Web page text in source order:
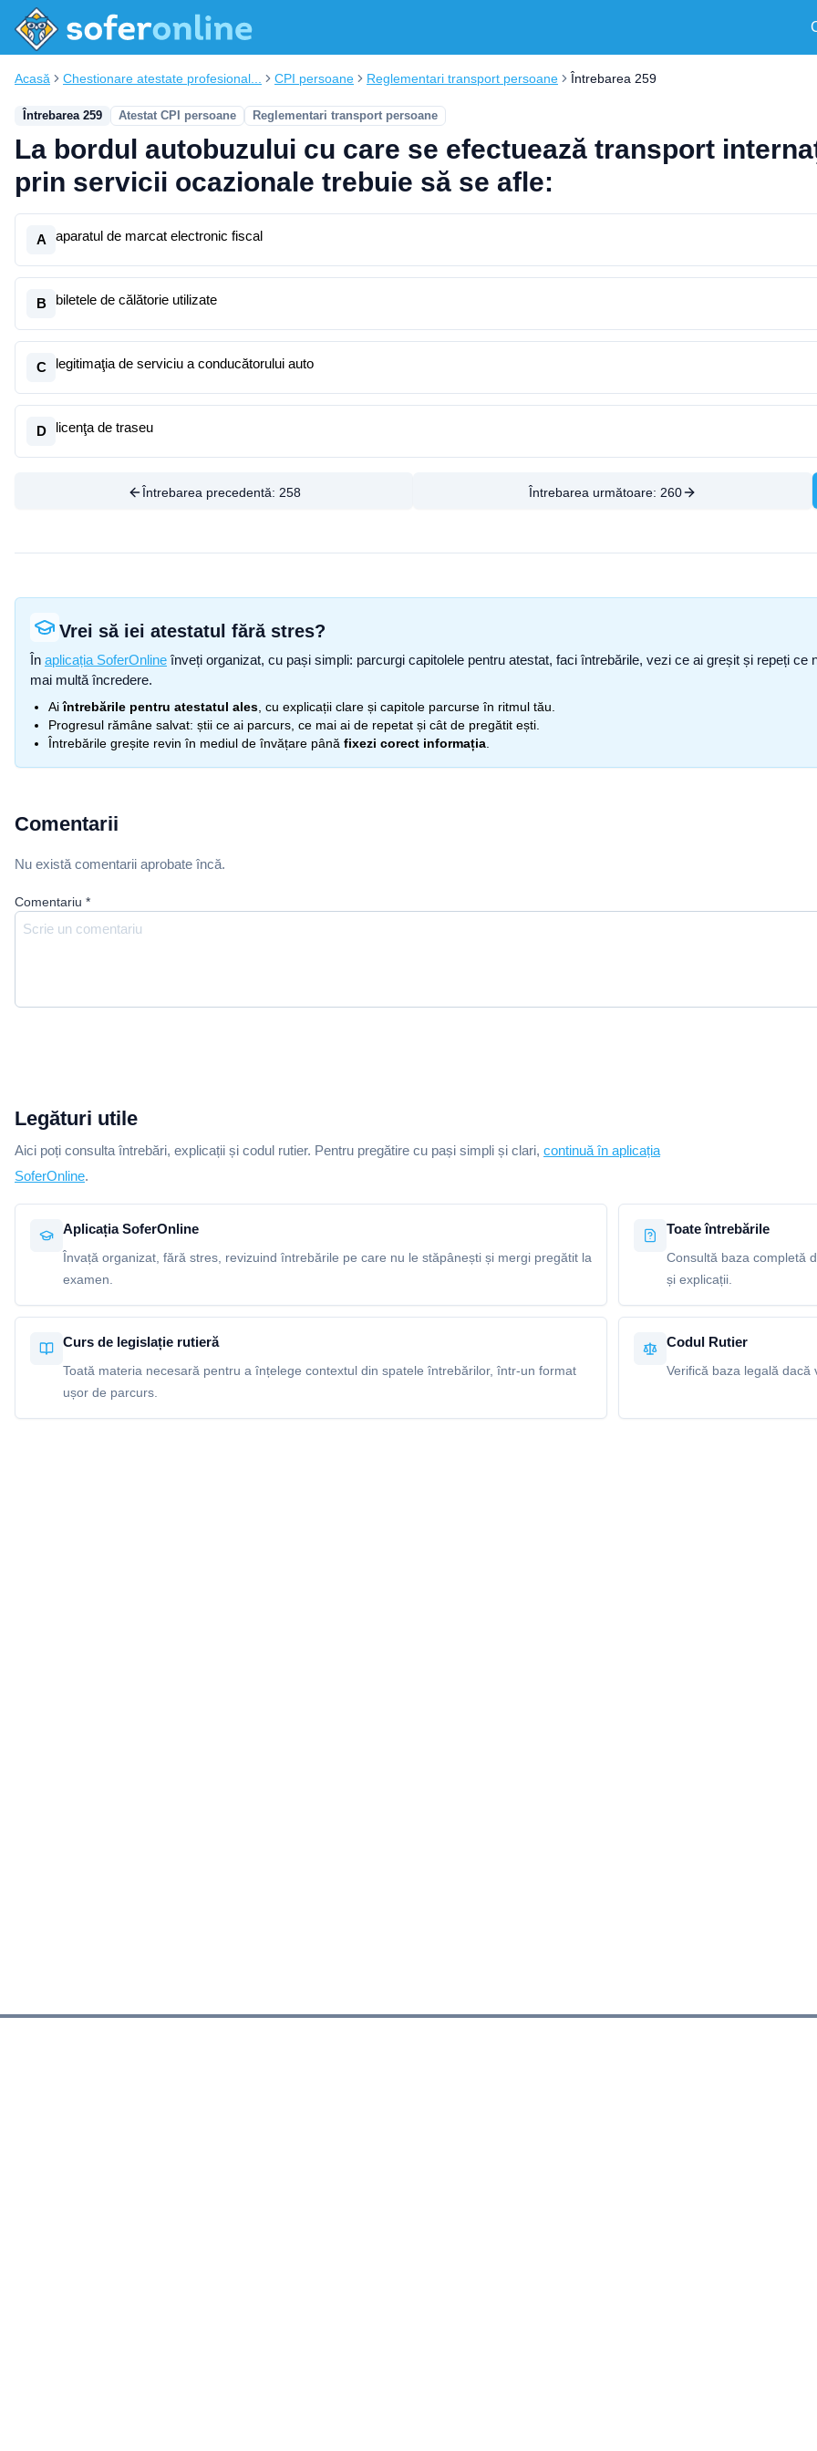
Acasă Chestionare atestate profesional... CPI persoane Reglementari transport persoane Întrebarea 259
Întrebarea 259 Atestat CPI persoane Reglementari transport persoane
La bordul autobuzului cu care se efectuează transport
prin servicii ocazionale trebuie să se afle:
A aparatul de marcat electronic fiscal
B biletele de călătorie utilizate
C legitimaţia de serviciu a conducătorului auto
D licenţa de traseu
Întrebarea precedentă: 258 Întrebarea următoare: 260
Vrei să iei atestatul fără stres?
În aplicația SoferOnline înveți organizat, cu pași simpli: parcurgi capitolele pentru atestat, faci întrebările, vezi ce ai greșit și repeți
mai multă încredere.
Aiîntrebările pentru atestatul ales , cu explicații clare și capitole parcurse în ritmul tău.
Progresul rămâne salvat: știi ce ai parcurs, ce mai ai de repetat și cât de pregătit ești.
Întrebările greșite revin în mediul de învățare până fixezi corect informația
Comentarii
Nu există comentarii aprobate încă.
Comentariu *
Legături utile
Aici poți consulta întrebări, explicații și codul rutier. Pentru pregătire cu pași simpli și clari, continuă în aplicația
SoferOnline.
Aplicația SoferOnline
Învață organizat, fără stres, revizuind întrebările pe care nu le stăpânești și mergi pregătit la
examen.
Toate întrebările
Consultă baza completă
și explicații.
Curs de legislație rutieră
Toată materia necesară pentru a înțelege contextul din spatele întrebărilor, într-un format
ușor de parcurs.
Codul Rutier
Verifică baza legală dacă